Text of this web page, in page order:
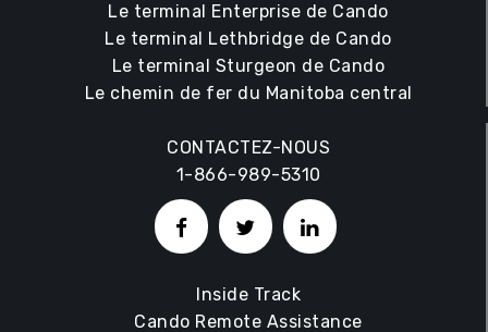
Le terminal Enterprise de Cando
Le terminal Lethbridge de Cando
Le terminal Sturgeon de Cando
Le chemin de fer du Manitoba central
CONTACTEZ-NOUS
1-866-989-5310
Inside Track
Cando Remote Assistance